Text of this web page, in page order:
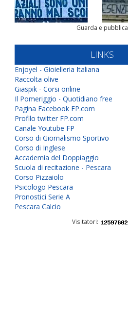
Guarda e pubblica
LINKS
Enjoyel - Gioielleria Italiana
Raccolta olive
Giaspik - Corsi online
Il Pomeriggio - Quotidiano free
Pagina Facebook FP.com
Profilo twitter FP.com
Canale Youtube FP
Corso di Giornalismo Sportivo
Corso di Inglese
Accademia del Doppiaggio
Scuola di recitazione - Pescara
Corso Pizzaiolo
Psicologo Pescara
Pronostici Serie A
Pescara Calcio
Visitatori: